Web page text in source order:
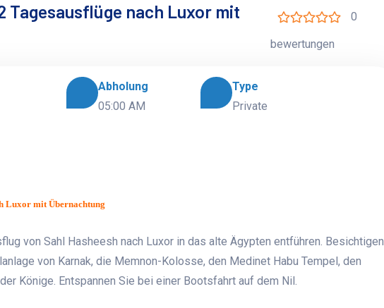
Tagesausflüge nach Luxor mit
0
bewertungen
Abholung
05:00 AM
Type
Private
Luxor mit Übernachtung
von Sahl Hasheesh nach Luxor in das alte Ägypten entführen. Besichtigen
von Karnak, die Memnon-Kolosse, den Medinet Habu Tempel, den
Könige. Entspannen Sie bei einer Bootsfahrt auf dem Nil.